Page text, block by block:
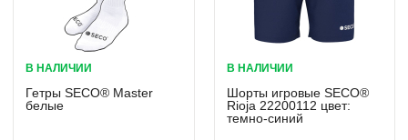
В НАЛИЧИИ
Гетры SECO® Master
белые
В НАЛИЧИИ
Шорты игровые SECO®
Rioja 22200112 цвет:
темно-синий